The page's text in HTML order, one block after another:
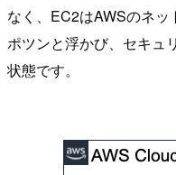
なく、EC2はAWSのネ
ポツンと浮かび、セキュ
状態です。